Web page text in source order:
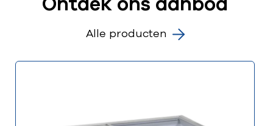
Ontdek ons aanbod
Alle producten